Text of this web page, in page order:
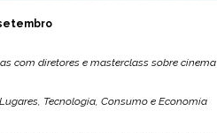
com diretores e masterclass sobre cinema
Tecnologia, Consumo e Economia